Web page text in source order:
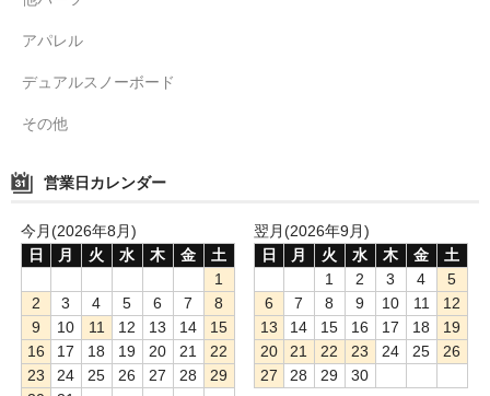
アパレル
デュアルスノーボード
その他
営業日カレンダー
今月(2026年8月)
日
月 火 水 木 金
土
1
2
3 4 5 6 7
8
9
10 11 12 13 14
15
16
17 18 19 20 21
22
23
24 25 26 27 28
29
翌月(2026年9月)
日
月 火 水 木 金
土
1
2 3 4
5
6
7 8 9 10 11
12
13
14 15 16 17 18
19
20
21 22 23 24 25
26
27
28 29 30